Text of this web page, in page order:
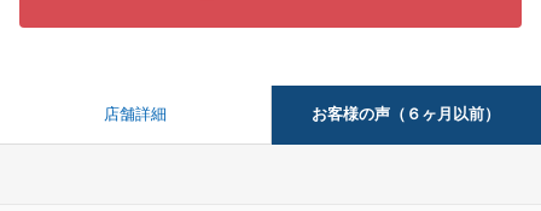
店舗詳細 お客様の声（６ヶ月以前）